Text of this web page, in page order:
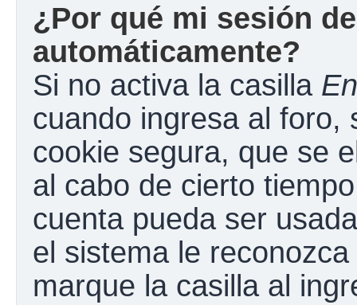
¿Por qué mi sesión
automáticamente?
Si no activa la casilla
cuando ingresa al foro,
cookie segura, que se
al cabo de cierto
cuenta pueda ser
el sistema le
marque la casilla al